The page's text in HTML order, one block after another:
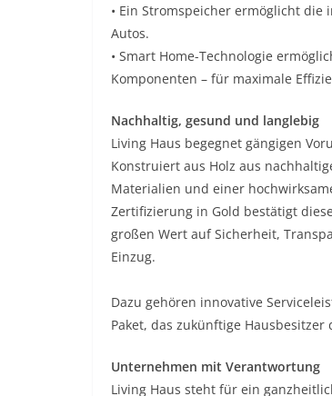
• Ein Stromspeicher ermöglicht die
Autos.
• Smart Home-Technologie
Komponenten – für maximale
Nachhaltig, gesund und langlebig
Living Haus begegnet gängigen
Konstruiert aus Holz aus
Materialien und einer
Zertifizierung in Gold bestätigt
großen Wert auf Sicherheit,
Einzug.
Dazu gehören innovative
Paket, das zukünftige
Unternehmen mit Verantwortung
Living Haus steht für ein